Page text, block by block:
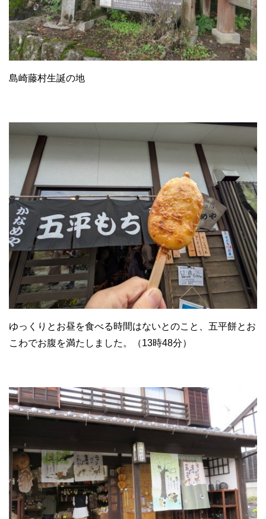
島崎藤村生誕の地
ゆっくりとお昼を食べる時間はないとのこと、五平餅とお
こわでお腹を満たしました。（13時48分）